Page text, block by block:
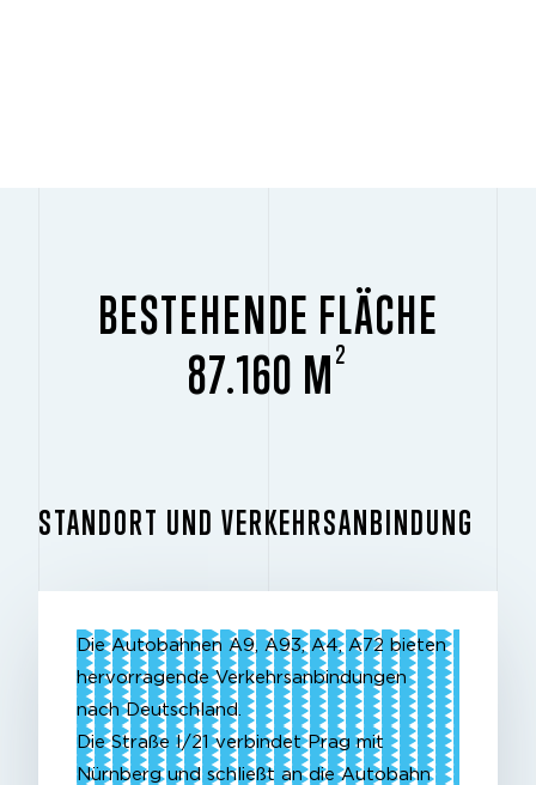
BESTEHENDE FLÄCHE
87.160 M 2
STANDORT UND VERKEHRSANBINDUNG
Die Autobahnen A9, A93, A4, A72 bieten
hervorragende Verkehrsanbindungen
nach Deutschland.
Die Straße I/21 verbindet Prag mit
Nürnberg und schließt an die Autobahn